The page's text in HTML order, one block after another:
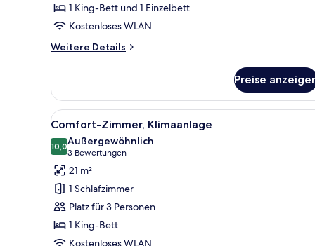
1 King-Bett und 1 Einzelbett
Kostenloses WLAN
Weitere Details
Weitere
Klimaanlage
Preise
Alle
Fotos
für
Comfort-
Zimmer,
Klimaanlage
anzeigen
Ein Hotelzimmer mit
3
Comfort-Zimmer, Klimaanlage
10,010,0 von 10
Außergewöhnlich
3 Bewertungen
(3
Bewertungen)
21 m²
1 Schlafzimmer
Platz für 3 Personen
1 King-Bett
Kostenloses WLAN